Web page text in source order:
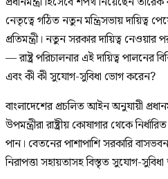
নেতৃত্বে গঠিত নতুন মন্ত্রিসভায় দায়িত্ব
প্রতিমন্ত্রী। নতুন সরকার দায়িত্ব
— রাষ্ট্র পরিচালনার এই দায়িত্ব পালনের
এবং কী কী সুযোগ-সুবিধা ভোগ করেন?
বাংলাদেশের প্রচলিত আইন অনুযায়ী
উপমন্ত্রীরা রাষ্ট্রীয় কোষাগার থেকে
পান। বেতনের পাশাপাশি সরকারি
নিরাপত্তা সহায়তাসহ বিস্তৃত সুযোগ-